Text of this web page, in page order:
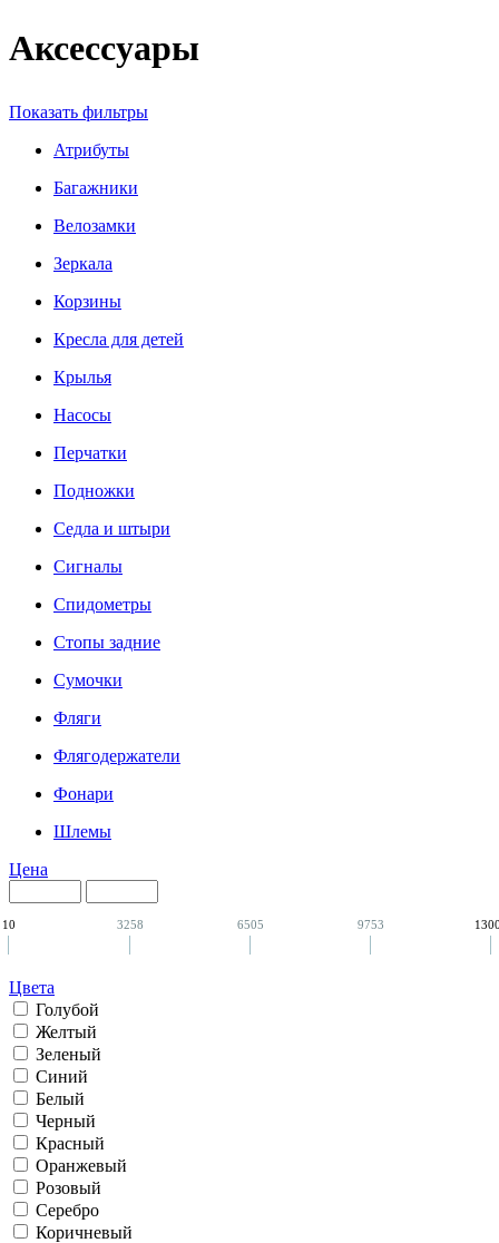
Аксессуары
Показать фильтры
Атрибуты
Багажники
Велозамки
Зеркала
Корзины
Кресла для детей
Крылья
Насосы
Перчатки
Подножки
Седла и штыри
Сигналы
Спидометры
Стопы задние
Сумочки
Фляги
Флягодержатели
Фонари
Шлемы
Цена
10 3258 6505 9753
Цвета
Голубой
Желтый
Зеленый
Синий
Белый
Черный
Красный
Оранжевый
Розовый
Серебро
Коричневый